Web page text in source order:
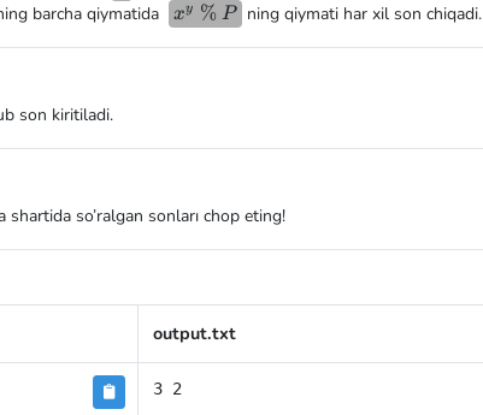
barcha qiymatida
x^y
xy % P ning qiymati har xil son chiqadi.
son kiritiladi.
so’ralgan sonları chop eting!
output.txt
3 2